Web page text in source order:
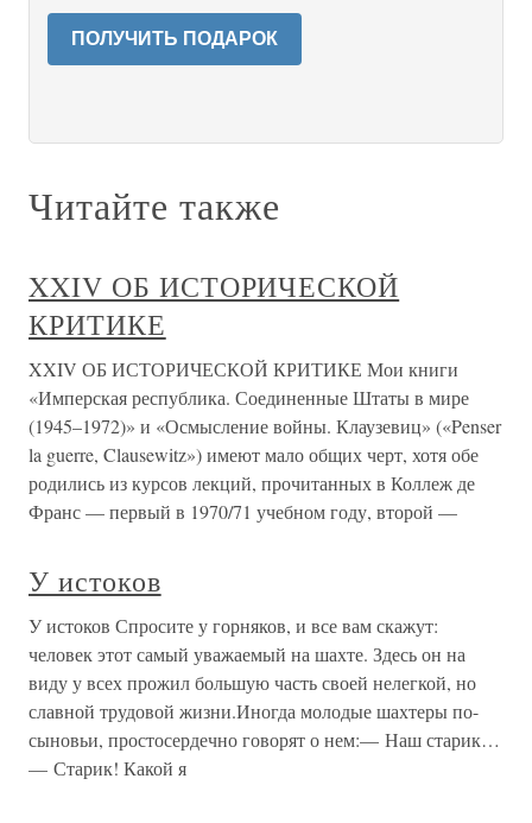
ПОЛУЧИТЬ ПОДАРОК
Читайте также
XXIV ОБ ИСТОРИЧЕСКОЙ
КРИТИКЕ
XXIV ОБ ИСТОРИЧЕСКОЙ КРИТИКЕ Мои книги
«Имперская республика. Соединенные Штаты в мире
(1945–1972)» и «Осмысление войны. Клаузевиц» («Penser
la guerre, Clausewitz») имеют мало общих черт, хотя обе
родились из курсов лекций, прочитанных в Коллеж де
Франс — первый в 1970/71 учебном году, второй —
У истоков
У истоков Спросите у горняков, и все вам скажут:
человек этот самый уважаемый на шахте. Здесь он на
виду у всех прожил большую часть своей нелегкой, но
славной трудовой жизни.Иногда молодые шахтеры по-
сыновьи, простосердечно говорят о нем:— Наш старик…
— Старик! Какой я